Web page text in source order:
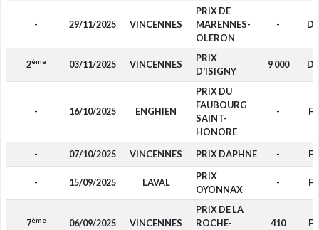
- 29/11/2025 VINCENNES
PRIX DE
MARENNES-
OLERON
- D4
2ème 03/11/2025 VINCENNES
PRIX
D'ISIGNY
9 000 D4
- 16/10/2025 ENGHIEN
PRIX DU
FAUBOURG
SAINT-
HONORE
- F4
- 07/10/2025 VINCENNES PRIX DAPHNE - F4
- 15/09/2025 LAVAL
PRIX
OYONNAX
- F4
7ème 06/09/2025 VINCENNES
PRIX DE LA
ROCHE-
410 F4